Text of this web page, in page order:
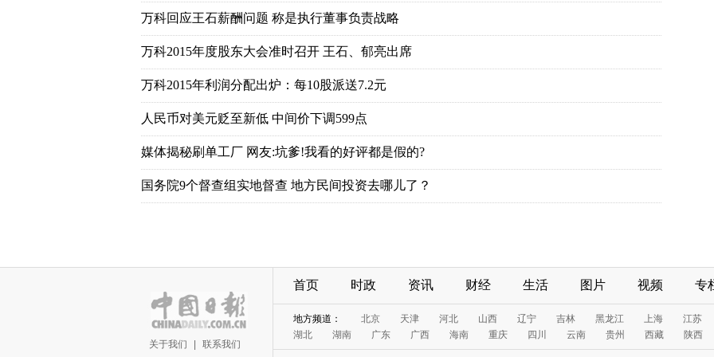
关于我们 联系我们
首页 时政 资讯 财经 生活 图片 视频 专